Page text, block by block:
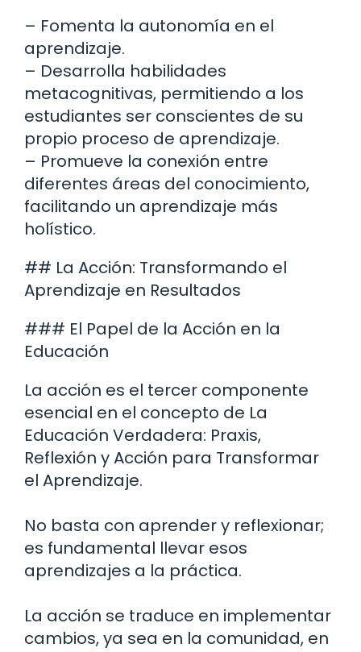
– Fomenta la autonomía en el
aprendizaje.
– Desarrolla habilidades
metacognitivas, permitiendo a los
estudiantes ser conscientes de su
propio proceso de aprendizaje.
– Promueve la conexión entre
diferentes áreas del conocimiento,
facilitando un aprendizaje más
holístico.
## La Acción: Transformando el
Aprendizaje en Resultados
### El Papel de la Acción en la
Educación
La acción es el tercer componente
esencial en el concepto de La
Educación Verdadera: Praxis,
Reflexión y Acción para Transformar
el Aprendizaje.
No basta con aprender y reflexionar;
es fundamental llevar esos
aprendizajes a la práctica.
La acción se traduce en implementar
cambios, ya sea en la comunidad, en